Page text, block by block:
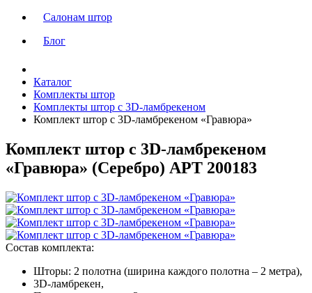
Салонам штор
Блог
Каталог
Комплекты штор
Комплекты штор с 3D-ламбрекеном
Комплект штор с 3D-ламбрекеном «Гравюра»
Комплект штор с 3D-ламбрекеном
«Гравюра» (Серебро) АРТ 200183
Состав комплекта:
Шторы: 2 полотна (ширина каждого полотна – 2 метра),
3D-ламбрекен,